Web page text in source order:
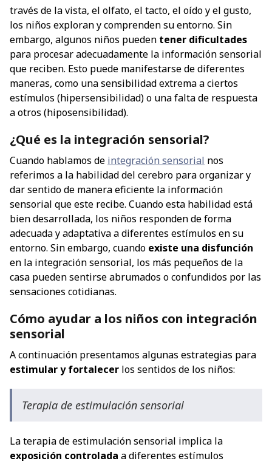
través de la vista, el olfato, el tacto, el oído y el gusto,
los niños exploran y comprenden su entorno. Sin
embargo, algunos niños pueden tener dificultades
para procesar adecuadamente la información sensorial
que reciben. Esto puede manifestarse de diferentes
maneras, como una sensibilidad extrema a ciertos
estímulos (hipersensibilidad) o una falta de respuesta
a otros (hiposensibilidad).
¿Qué es la integración sensorial?
Cuando hablamos de integración sensorial nos
referimos a la habilidad del cerebro para organizar y
dar sentido de manera eficiente la información
sensorial que este recibe. Cuando esta habilidad está
bien desarrollada, los niños responden de forma
adecuada y adaptativa a diferentes estímulos en su
entorno. Sin embargo, cuando existe una disfunción
en la integración sensorial, los más pequeños de la
casa pueden sentirse abrumados o confundidos por las
sensaciones cotidianas.
Cómo ayudar a los niños con integración
sensorial
A continuación presentamos algunas estrategias para
estimular y fortalecer los sentidos de los niños:
Terapia de estimulación sensorial
La terapia de estimulación sensorial implica la
exposición controlada a diferentes estímulos